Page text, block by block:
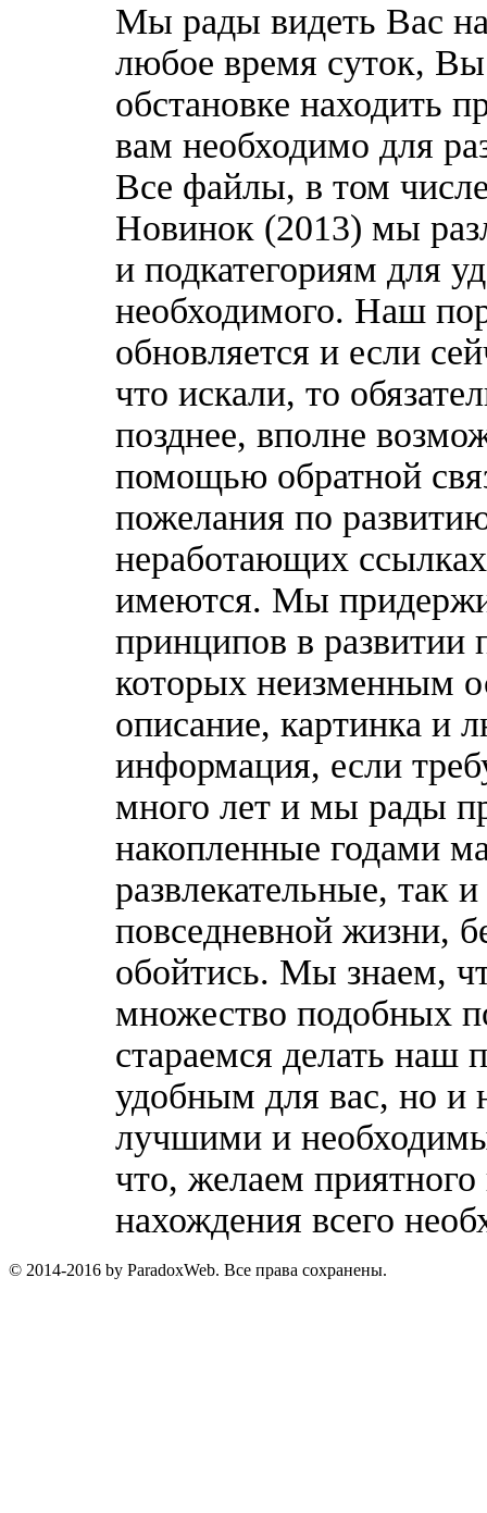
Мы рады видеть Вас
любое время суток,
обстановке находить
вам необходимо для
Все файлы, в том
Новинок (2013) мы
и подкатегориям для
необходимого. Наш
обновляется и если
что искали, то
позднее, вполне
помощью обратной
пожелания по
неработающих
имеются. Мы
принципов в развитии
которых неизменным
описание, картинка и
информация, если
много лет и мы рады
накопленные годами
развлекательные, так
повседневной жизни,
обойтись. Мы знаем,
множество подобных
стараемся делать наш
удобным для вас, но и
лучшими и
что, желаем
нахождения всего
© 2014-2016 by ParadoxWeb. Все права сохранены.